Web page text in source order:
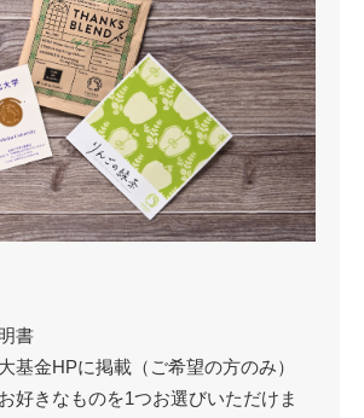
書
基金HPに掲載（ご希望の方のみ）
好きなものを1つお選びいただけま